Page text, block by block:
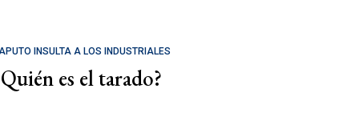
INSULTA A LOS INDUSTRIALES
es el tarado?